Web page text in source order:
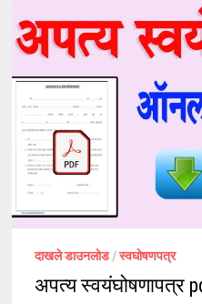
दाखले डाउनलोड/स्वघोषणपत्र
अपत्य स्वयंघोषणापत्र